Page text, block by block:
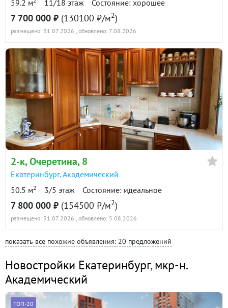
59.2 м 11/18 этаж Состояние: хорошее
7 700 000 ₽ (130100 ₽/м2)
размещено: 31.07.2026 , обновлено: 7.08.2026
2-к, Очеретина, 8
Екатеринбург,Академический
50.5 м2 3/5 этаж Состояние: идеальное
7 800 000 ₽ (154500 ₽/м2)
размещено: 31.07.2026 , обновлено: 5.08.2026
показать все похожие объявления: 20 предложений
Новостройки Екатеринбург,мкр-н.
Академический
ТОП-20